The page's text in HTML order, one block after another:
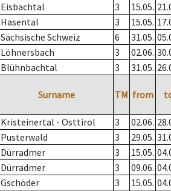
Eisbachtal 3 15.05.
Hasental 3 15.05.
Sächsische Schweiz 6 31.05.
Löhnersbach 3 02.06.
Blühnbachtal 3 31.05.
Surname TM from
Kristeinertal - Osttirol 3 02.06.
Pusterwald 3 29.05.
Dürradmer 3 15.05.
Dürradmer 3 09.06.
Gschöder 3 15.05.